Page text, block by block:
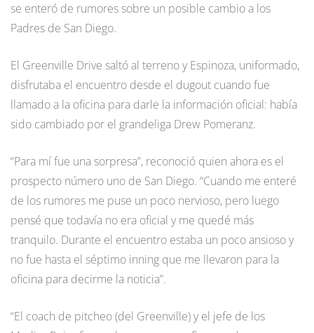
se enteró de rumores sobre un posible cambio a los
Padres de San Diego.
El Greenville Drive saltó al terreno y Espinoza, uniformado,
disfrutaba el encuentro desde el dugout cuando fue
llamado a la oficina para darle la información oficial: había
sido cambiado por el grandeliga Drew Pomeranz.
“Para mí fue una sorpresa”, reconoció quien ahora es el
prospecto número uno de San Diego. “Cuando me enteré
de los rumores me puse un poco nervioso, pero luego
pensé que todavía no era oficial y me quedé más
tranquilo. Durante el encuentro estaba un poco ansioso y
no fue hasta el séptimo inning que me llevaron para la
oficina para decirme la noticia”.
“El coach de pitcheo (del Greenville) y el jefe de los